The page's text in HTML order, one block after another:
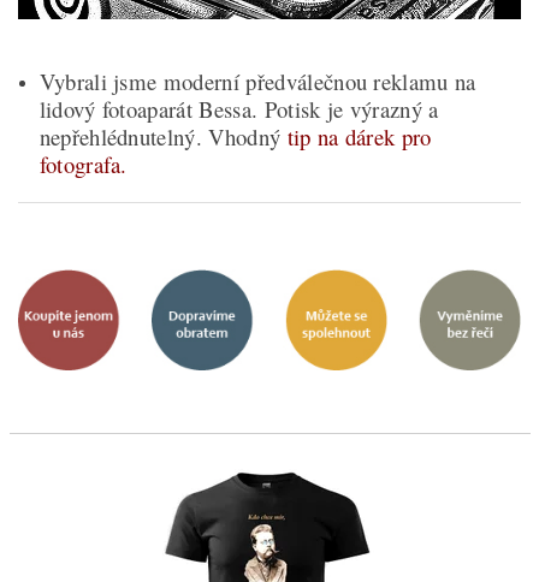
Vybrali jsme moderní předválečnou reklamu na
lidový fotoaparát Bessa. Potisk je výrazný a
nepřehlédnutelný. Vhodný tip na dárek pro
fotografa.